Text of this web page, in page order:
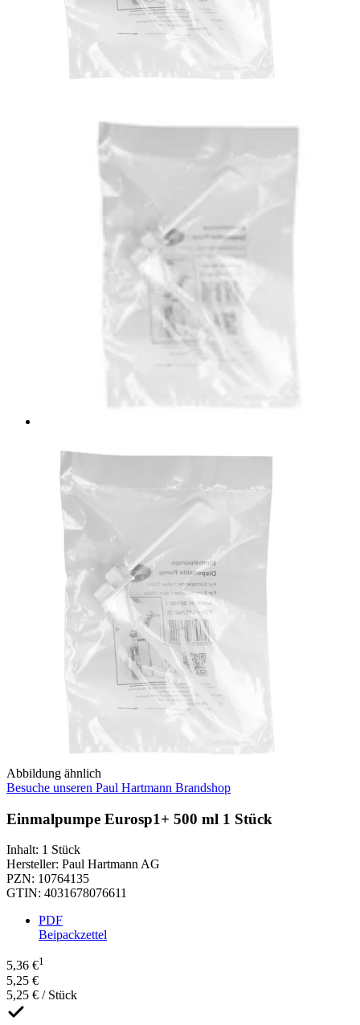
Abbildung ähnlich
Besuche unseren Paul Hartmann Brandshop
Einmalpumpe Eurosp1+ 500 ml 1 Stück
Inhalt: 1 Stück
Hersteller: Paul Hartmann AG
PZN: 10764135
GTIN: 4031678076611
PDF
Beipackzettel
5,36 €1
5,25 €
5,25 € / Stück